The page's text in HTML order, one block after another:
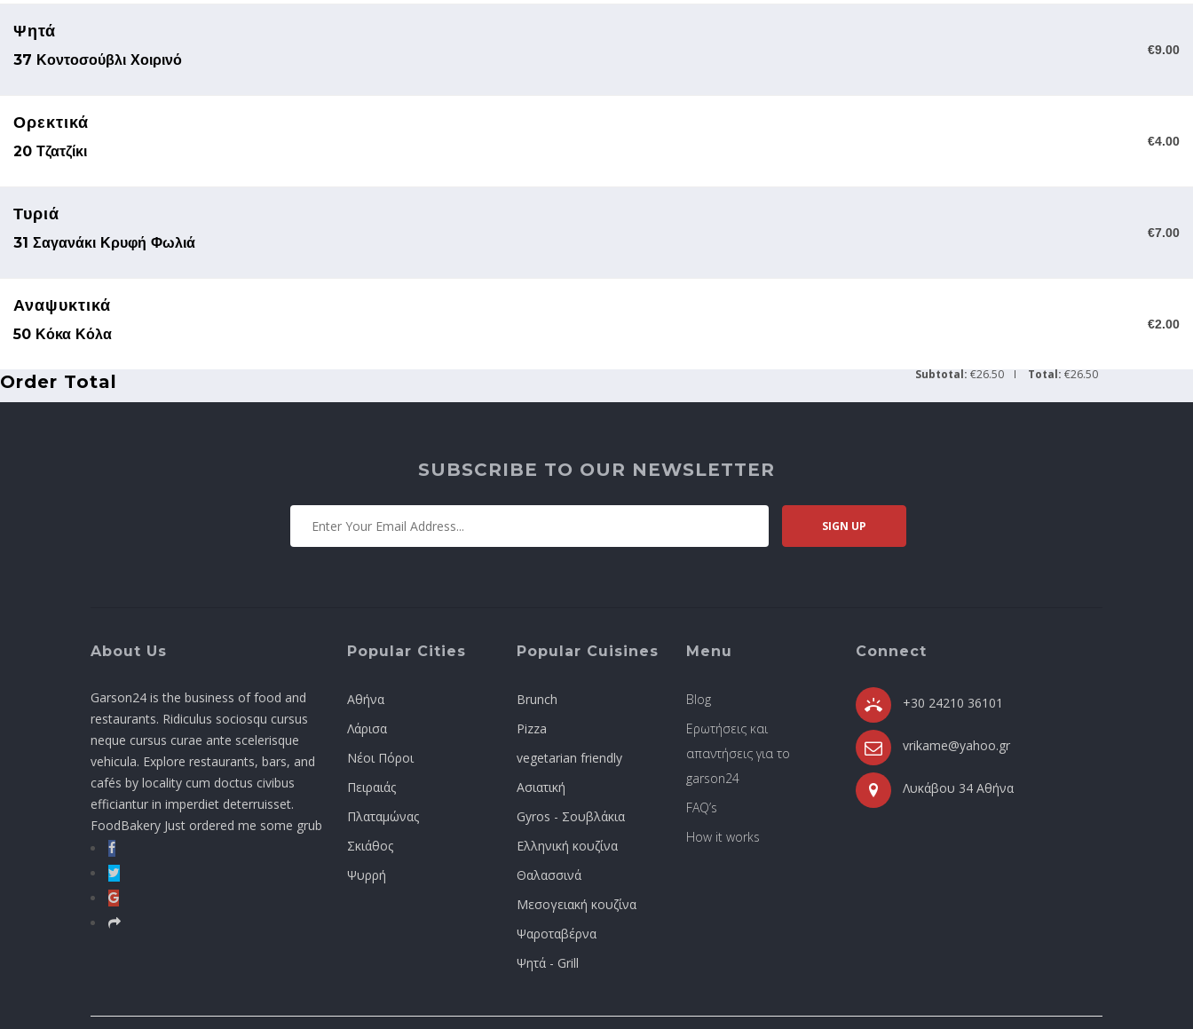
Ψητά
37 Κοντοσούβλι Χοιρινό
€9.00
Ορεκτικά
20 Τζατζίκι
€4.00
Τυριά
31 Σαγανάκι Κρυφή Φωλιά
€7.00
Αναψυκτικά
50 Κόκα Κόλα
€2.00
Order Total Subtotal: €26.50 Total: €26.50
SUBSCRIBE TO OUR NEWSLETTER
About Us
Garson24 is the business of food and
restaurants. Ridiculus sociosqu cursus
neque cursus curae ante scelerisque
vehicula. Explore restaurants, bars, and
cafés by locality cum doctus civibus
efficiantur in imperdiet deterruisset.
FoodBakery Just ordered me some grub
Popular Cities
Αθήνα
Λάρισα
Νέοι Πόροι
Πειραιάς
Πλαταμώνας
Σκιάθος
Ψυρρή
Popular Cuisines
Brunch
Pizza
vegetarian friendly
Ασιατική
Gyros - Σουβλάκια
Ελληνική κουζίνα
Θαλασσινά
Μεσογειακή κουζίνα
Ψαροταβέρνα
Ψητά - Grill
Menu
Blog
Ερωτήσεις και
απαντήσεις για το
garson24
FAQ’s
How it works
Connect
+30 24210 36101
vrikame@yahoo.gr
Λυκάβου 34 Αθήνα